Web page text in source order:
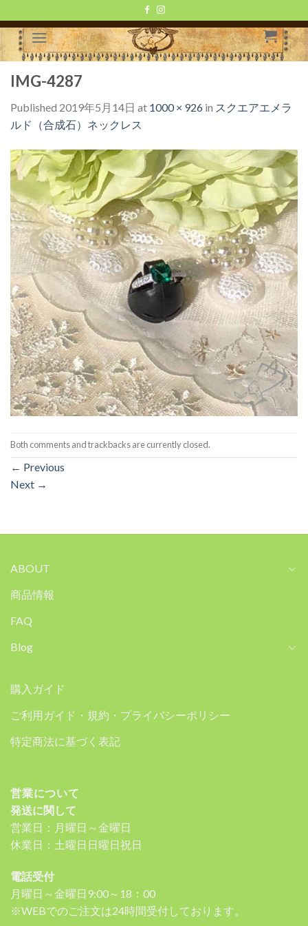
to
content
IMG-4287
Published 2019年5月14日 at 1000 × 926 in スクエアエメラ
ルド（合成石）ネックレス
Both comments and trackbacks are currently closed.
← Previous
Next →
ABOUT
商品情報
FAQ
Blog
購入ガイド
ご利用ガイド・規約・プライバシーポリシー
特定商法に基づく表記
営業について
発送に関して
営業日：月曜日～金曜日
休業日：土曜日日曜日祝日
電話受付
月曜日～金曜日9:00～18：00
※WEBでのご注文は24時間受付しております。